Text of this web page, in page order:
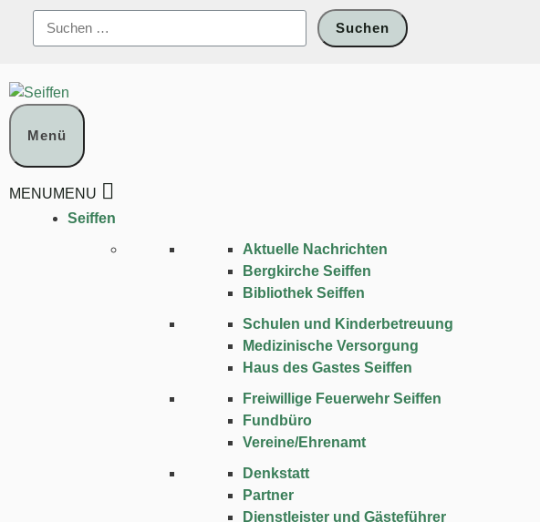
Suchen
nach:
Menü
MENUMENU
Seiffen
Aktuelle Nachrichten
Bergkirche Seiffen
Bibliothek Seiffen
Schulen und Kinder­betreuung
Medizinische Versorgung
Haus des Gastes Seiffen
Freiwillige Feuerwehr Seiffen
Fundbüro
Vereine/Ehrenamt
Denkstatt
Partner
Dienstleister und Gästeführer